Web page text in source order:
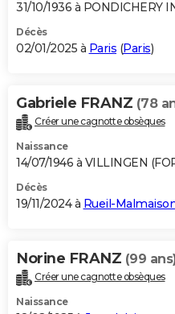
31/10/1936 à PONDICHERY
Décès
02/01/2025 à Paris (Paris)
Gabriele FRANZ (78
Créer une cagnotte obsèques
Naissance
14/07/1946 à VILLINGEN
Décès
19/11/2024 à Rueil-
Norine FRANZ (99
Créer une cagnotte obsèques
Naissance